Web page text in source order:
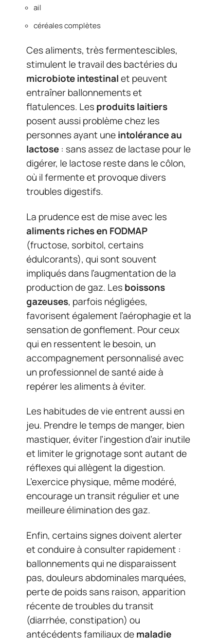
ail
céréales complètes
Ces aliments, très fermentescibles,
stimulent le travail des bactéries du
microbiote intestinalet peuvent
entraîner ballonnements et
flatulences. Lesproduits laitiers
posent aussi problème chez les
personnes ayant uneintolérance au
lactose : sans assez de lactase pour le
digérer, le lactose reste dans le côlon,
où il fermente et provoque divers
troubles digestifs.
La prudence est de mise avec les
aliments riches en FODMAP
(fructose, sorbitol, certains
édulcorants), qui sont souvent
impliqués dans l’augmentation de la
production de gaz. Lesboissons
gazeuses, parfois négligées,
favorisent également l’aérophagie et la
sensation de gonflement. Pour ceux
qui en ressentent le besoin, un
accompagnement personnalisé avec
un professionnel de santé aide à
repérer les aliments à éviter.
Les habitudes de vie entrent aussi en
jeu. Prendre le temps de manger, bien
mastiquer, éviter l’ingestion d’air inutile
et limiter le grignotage sont autant de
réflexes qui allègent la digestion.
L’exercice physique, même modéré,
encourage un transit régulier et une
meilleure élimination des gaz.
Enfin, certains signes doivent alerter
et conduire à consulter rapidement :
ballonnements qui ne disparaissent
pas, douleurs abdominales marquées,
perte de poids sans raison, apparition
récente de troubles du transit
(diarrhée, constipation) ou
antécédents familiaux demaladie